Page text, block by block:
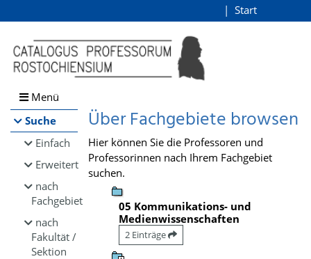
Browsen
direkt zum Inhalt
Start
Menü
Suche
Einfach
Erweitert
nach
Fachgebiet
nach
Fakultät /
Sektion
Über Fachgebiete browsen
Hier können Sie die Professoren und
Professorinnen nach Ihrem Fachgebiet
suchen.
05 Kommunikations- und
Medienwissenschaften
2 Einträge